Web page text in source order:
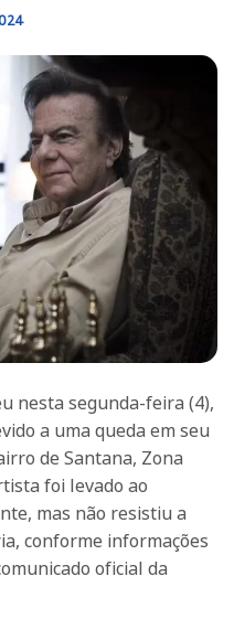
nesta segunda-feira (4),
a uma queda em seu
de Santana, Zona
foi levado ao
mas não resistiu a
conforme informações
oficial da